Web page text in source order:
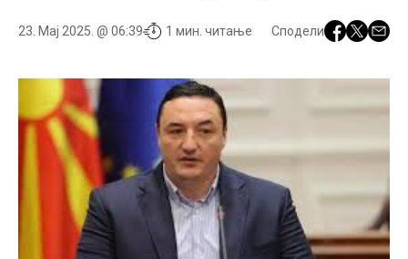
23. Мај 2025. @ 06:39 1 мин. читање Сподели